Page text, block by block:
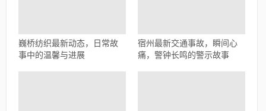
巍桥纺织最新动态，日常故
事中的温馨与进展
宿州最新交通事故，瞬间心
痛，警钟长鸣的警示故事